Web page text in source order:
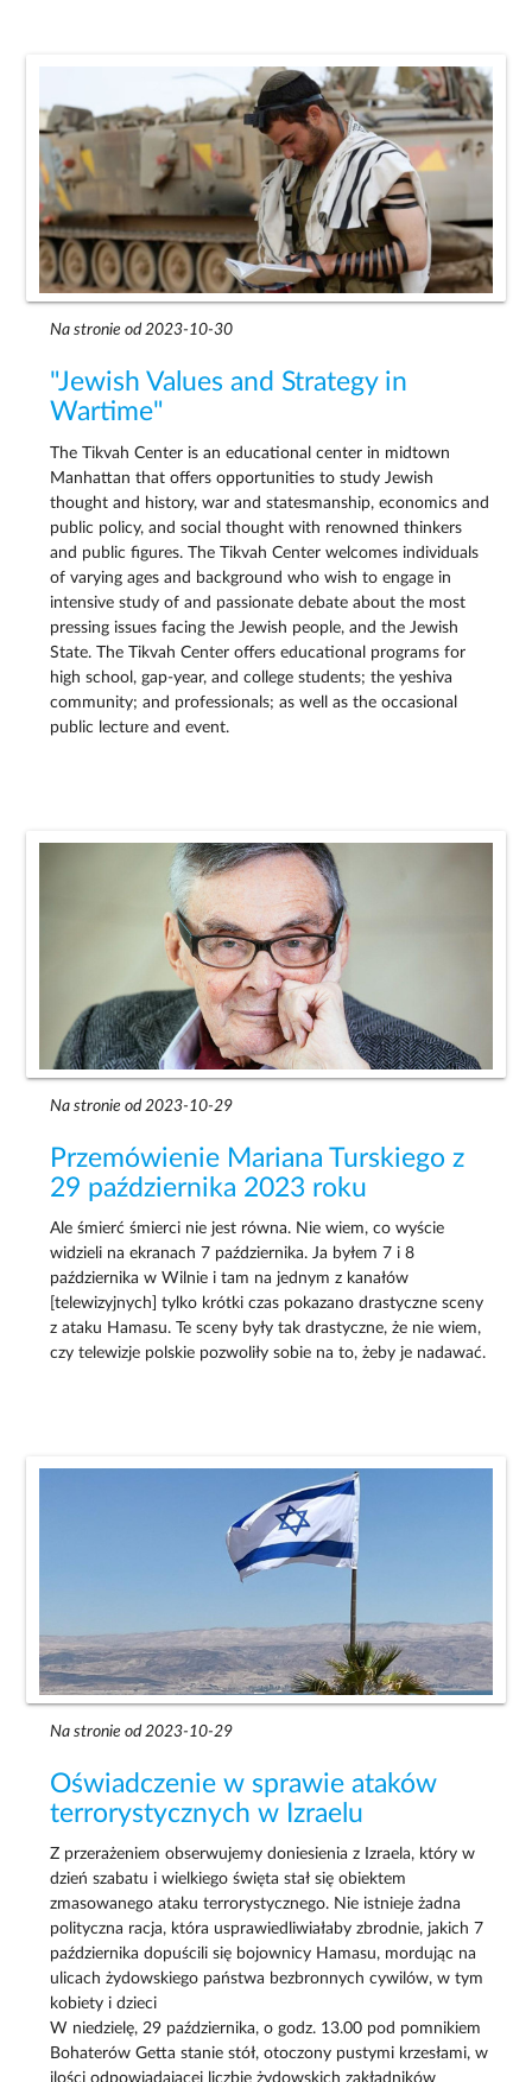
Na stronie od 2023-10-30
"Jewish Values and Strategy in
Wartime"
The Tikvah Center is an educational center in midtown
Manhattan that offers opportunities to study Jewish
thought and history, war and statesmanship, economics and
public policy, and social thought with renowned thinkers
and public figures. The Tikvah Center welcomes individuals
of varying ages and background who wish to engage in
intensive study of and passionate debate about the most
pressing issues facing the Jewish people, and the Jewish
State. The Tikvah Center offers educational programs for
high school, gap-year, and college students; the yeshiva
community; and professionals; as well as the occasional
public lecture and event.
Na stronie od 2023-10-29
Przemówienie Mariana Turskiego z
29 października 2023 roku
Ale śmierć śmierci nie jest równa. Nie wiem, co wyście
widzieli na ekranach 7 października. Ja byłem 7 i 8
października w Wilnie i tam na jednym z kanałów
[telewizyjnych] tylko krótki czas pokazano drastyczne sceny
z ataku Hamasu. Te sceny były tak drastyczne, że nie wiem,
czy telewizje polskie pozwoliły sobie na to, żeby je nadawać.
Na stronie od 2023-10-29
Oświadczenie w sprawie ataków
terrorystycznych w Izraelu
Z przerażeniem obserwujemy doniesienia z Izraela, który w
dzień szabatu i wielkiego święta stał się obiektem
zmasowanego ataku terrorystycznego. Nie istnieje żadna
polityczna racja, która usprawiedliwiałaby zbrodnie, jakich 7
października dopuścili się bojownicy Hamasu, mordując na
ulicach żydowskiego państwa bezbronnych cywilów, w tym
kobiety i dzieci
W niedzielę, 29 października, o godz. 13.00 pod pomnikiem
Bohaterów Getta stanie stół, otoczony pustymi krzesłami, w
ilości odpowiadającej liczbie żydowskich zakładników